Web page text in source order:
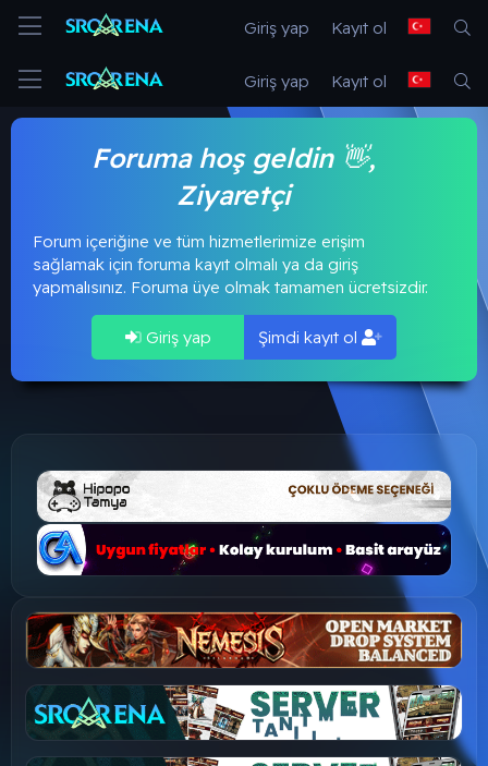
Giriş yap Kayıt ol
Giriş yap Kayıt ol
Foruma hoş geldin 👋,
Ziyaretçi
Forum içeriğine ve tüm hizmetlerimize erişim
sağlamak için foruma kayıt olmalı ya da giriş
yapmalısınız. Foruma üye olmak tamamen ücretsizdir.
Giriş yap Şimdi kayıt ol